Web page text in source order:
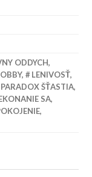
ODDYCH,
, LENIVOSŤ,
PARADOX ŠŤASTIA,
SA,
,